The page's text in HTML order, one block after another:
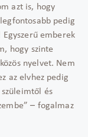
azt is, hogy
pedig
emberek
hogy szinte
nyelvet. Nem
az elvhez pedig
és
– fogalmaz